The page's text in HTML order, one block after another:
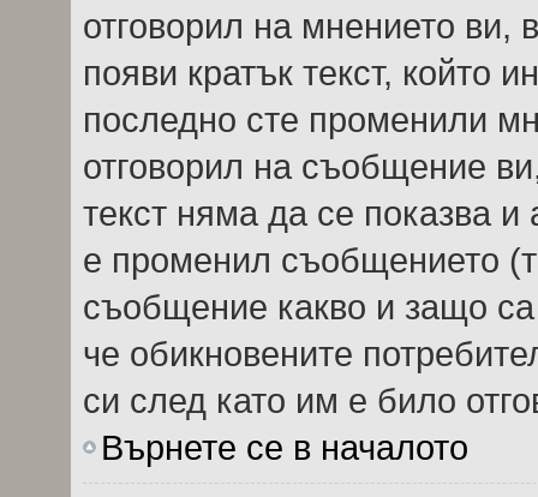
отговорил на мнението
появи кратък текст, който
последно сте променили
отговорил на съобщение
текст няма да се показва
е променил съобщението
съобщение какво и защо
че обикновените
си след като им е било
Върнете се в началото